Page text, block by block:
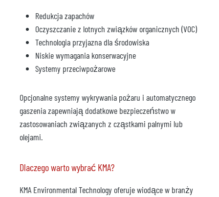
Redukcja zapachów
Oczyszczanie z lotnych związków organicznych (VOC)
Technologia przyjazna dla środowiska
Niskie wymagania konserwacyjne
Systemy przeciwpożarowe
Opcjonalne systemy wykrywania pożaru i automatycznego
gaszenia zapewniają dodatkowe bezpieczeństwo w
zastosowaniach związanych z cząstkami palnymi lub
olejami.
Dlaczego warto wybrać KMA?
KMA Environmental Technology oferuje wiodące w branży